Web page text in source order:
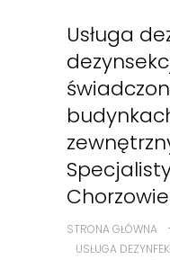
Usługa
Chorzowie
STRONA GŁÓWNA
USŁUGA